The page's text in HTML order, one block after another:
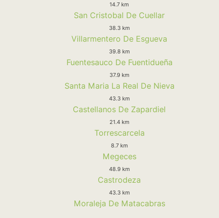
14.7 km
San Cristobal De Cuellar
38.3 km
Villarmentero De Esgueva
39.8 km
Fuentesauco De Fuentidueña
37.9 km
Santa Maria La Real De Nieva
43.3 km
Castellanos De Zapardiel
21.4 km
Torrescarcela
8.7 km
Megeces
48.9 km
Castrodeza
43.3 km
Moraleja De Matacabras